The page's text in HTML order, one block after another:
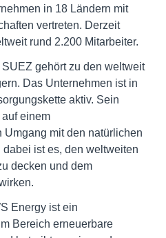
in 18 Ländern mit
vertreten. Derzeit
rund 2.200 Mitarbeiter.
gehört zu den weltweit
Das Unternehmen ist in
aktiv. Sein
einem
mit den natürlichen
ist es, den weltweiten
decken und dem
Energy ist ein
Bereich erneuerbare